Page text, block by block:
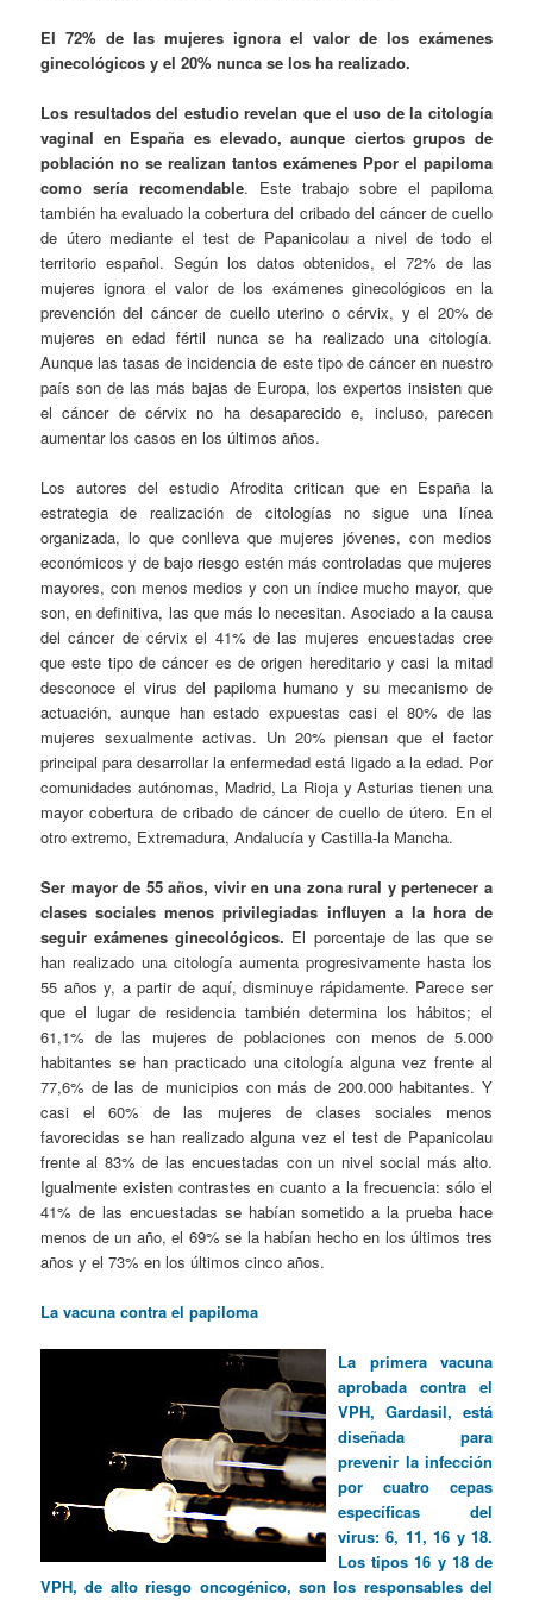
El 72% de las mujeres ignora el valor de los exámenes
ginecológicos y el 20% nunca se los ha realizado.
Los resultados del estudio revelan que el uso de la citología
vaginal en España es elevado, aunque ciertos grupos de
población no se realizan tantos exámenes Ppor el papiloma
como sería recomendable. Este trabajo sobre el papiloma
también ha evaluado la cobertura del cribado del cáncer de cuello
de útero mediante el test de Papanicolau a nivel de todo el
territorio español. Según los datos obtenidos, el 72% de las
mujeres ignora el valor de los exámenes ginecológicos en la
prevención del cáncer de cuello uterino o cérvix, y el 20% de
mujeres en edad fértil nunca se ha realizado una citología.
Aunque las tasas de incidencia de este tipo de cáncer en nuestro
país son de las más bajas de Europa, los expertos insisten que
el cáncer de cérvix no ha desaparecido e, incluso, parecen
aumentar los casos en los últimos años.
Los autores del estudio Afrodita critican que en España la
estrategia de realización de citologías no sigue una línea
organizada, lo que conlleva que mujeres jóvenes, con medios
económicos y de bajo riesgo estén más controladas que mujeres
mayores, con menos medios y con un índice mucho mayor, que
son, en definitiva, las que más lo necesitan. Asociado a la causa
del cáncer de cérvix el 41% de las mujeres encuestadas cree
que este tipo de cáncer es de origen hereditario y casi la mitad
desconoce el virus del papiloma humano y su mecanismo de
actuación, aunque han estado expuestas casi el 80% de las
mujeres sexualmente activas. Un 20% piensan que el factor
principal para desarrollar la enfermedad está ligado a la edad. Por
comunidades autónomas, Madrid, La Rioja y Asturias tienen una
mayor cobertura de cribado de cáncer de cuello de útero. En el
otro extremo, Extremadura, Andalucía y Castilla-la Mancha.
Ser mayor de 55 años, vivir en una zona rural y pertenecer a
clases sociales menos privilegiadas influyen a la hora de
seguir exámenes ginecológicos. El porcentaje de las que se
han realizado una citología aumenta progresivamente hasta los
55 años y, a partir de aquí, disminuye rápidamente. Parece ser
que el lugar de residencia también determina los hábitos; el
61,1% de las mujeres de poblaciones con menos de 5.000
habitantes se han practicado una citología alguna vez frente al
77,6% de las de municipios con más de 200.000 habitantes. Y
casi el 60% de las mujeres de clases sociales menos
favorecidas se han realizado alguna vez el test de Papanicolau
frente al 83% de las encuestadas con un nivel social más alto.
Igualmente existen contrastes en cuanto a la frecuencia: sólo el
41% de las encuestadas se habían sometido a la prueba hace
menos de un año, el 69% se la habían hecho en los últimos tres
años y el 73% en los últimos cinco años.
La vacuna contra el papiloma
La primera vacuna
aprobada contra el
VPH, Gardasil, está
diseñada para
prevenir la infección
por cuatro cepas
específicas del
virus: 6, 11, 16 y 18.
Los tipos 16 y 18 de
VPH, de alto riesgo oncogénico, son los responsables del